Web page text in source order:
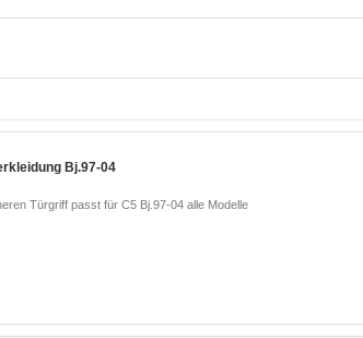
Bj.97-04
Türgriff passt für C5 Bj.97-04 alle Modelle